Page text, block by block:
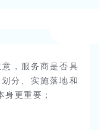
，服务商是否具
分
、实施落地和
更重要；